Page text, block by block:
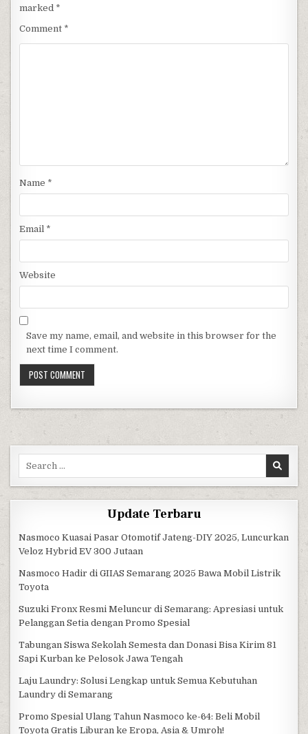
marked *
Comment *
Name *
Email *
Website
Save my name, email, and website in this browser for the
next time I comment.
Update Terbaru
Nasmoco Kuasai Pasar Otomotif Jateng-DIY 2025, Luncurkan
Veloz Hybrid EV 300 Jutaan
Nasmoco Hadir di GIIAS Semarang 2025 Bawa Mobil Listrik
Toyota
Suzuki Fronx Resmi Meluncur di Semarang: Apresiasi untuk
Pelanggan Setia dengan Promo Spesial
Tabungan Siswa Sekolah Semesta dan Donasi Bisa Kirim 81
Sapi Kurban ke Pelosok Jawa Tengah
Laju Laundry: Solusi Lengkap untuk Semua Kebutuhan
Laundry di Semarang
Promo Spesial Ulang Tahun Nasmoco ke-64: Beli Mobil
Toyota Gratis Liburan ke Eropa, Asia & Umroh!